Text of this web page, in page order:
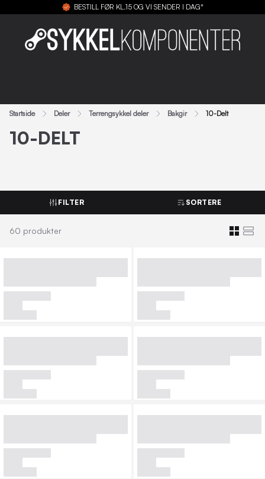
BESTILL FØR KL.15 OG VI SENDER I DAG*
Startside Deler Terrengsykkel deler Bakgir 10-Delt
10-DELT
FILTER SORTERE
60 produkter